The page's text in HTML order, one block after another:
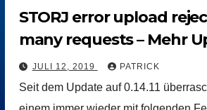
STORJ error upload rejected – too
many requests – Mehr
JULI 12, 2019 PATRICK
Seit dem Update auf 0.14.11